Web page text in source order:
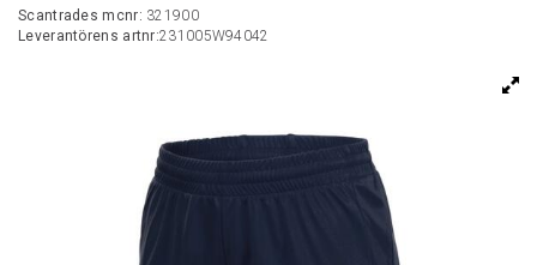
Scantrades mcnr: 321900
Leverantörens artnr:231005W94042